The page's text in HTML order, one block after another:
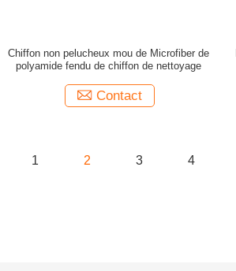
Chiffon non pelucheux mou de Microfiber de
polyamide fendu de chiffon de nettoyage
Contact
1 2 3 4